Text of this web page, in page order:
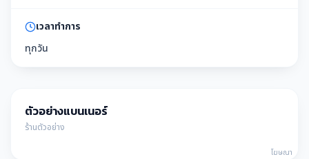
เวลาทำการ
ทุกวัน
ตัวอย่างแบนเนอร์
ร้านตัวอย่าง
โฆษณา